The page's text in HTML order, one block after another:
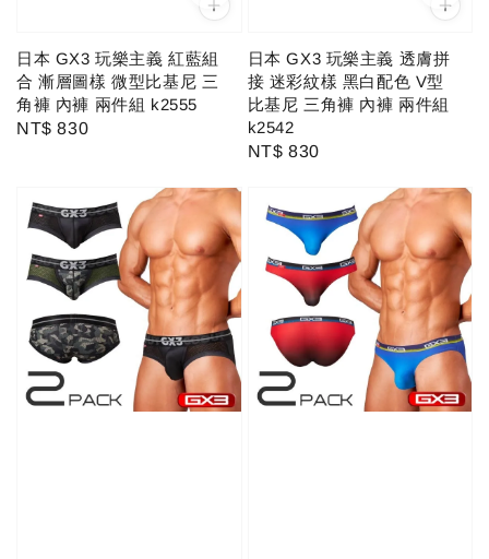
日本 GX3 玩樂主義 紅藍組
合 漸層圖樣 微型比基尼 三
角褲 內褲 兩件組 k2555
Regular
NT$ 830
日本 GX3 玩樂主義 透膚拼
接 迷彩紋樣 黑白配色 V型
比基尼 三角褲 內褲 兩件組
k2542
Regular
NT$ 830